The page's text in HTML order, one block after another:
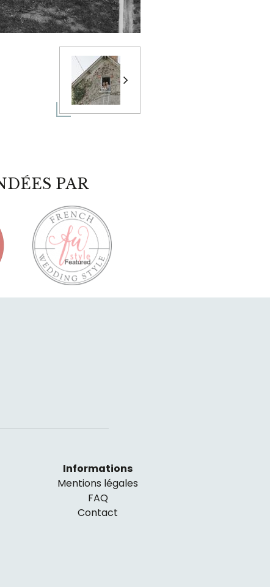
PAR
Informations
Mentions légales
FAQ
Contact